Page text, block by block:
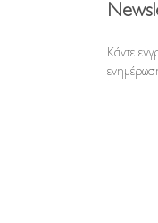
Κάντε